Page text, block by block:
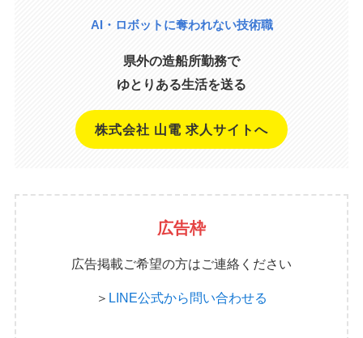
AI・ロボットに奪われない技術職
県外の造船所勤務で
ゆとりある生活を送る
株式会社 山電 求人サイトへ
広告枠
広告掲載ご希望の方はご連絡ください
＞ LINE公式から問い合わせる